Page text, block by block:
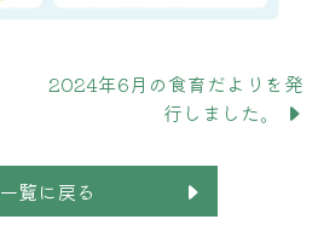
2024年6月の食育だよりを発
行しました。
一覧に戻る